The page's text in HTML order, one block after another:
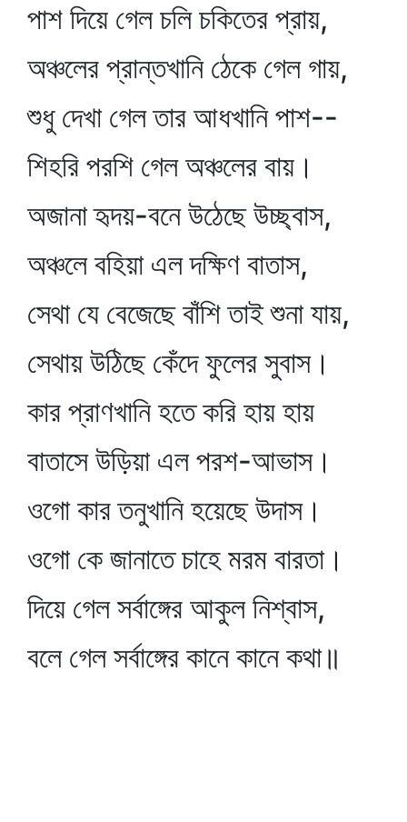
পাশ দিয়ে গেল চলি চকিতের প্রায়,
অঞ্চলের প্রান্তখানি ঠেকে গেল গায়,
শুধু দেখা গেল তার আধখানি পাশ--
শিহরি পরশি গেল অঞ্চলের বায়।
অজানা হৃদয়-বনে উঠেছে উচ্ছ্বাস,
অঞ্চলে বহিয়া এল দক্ষিণ বাতাস,
সেথা যে বেজেছে বাঁশি তাই শুনা যায়,
সেথায় উঠিছে কেঁদে ফুলের সুবাস।
কার প্রাণখানি হতে করি হায় হায়
বাতাসে উড়িয়া এল পরশ-আভাস।
ওগো কার তনুখানি হয়েছে উদাস।
ওগো কে জানাতে চাহে মরম বারতা।
দিয়ে গেল সর্বাঙ্গের আকুল নিশ্বাস,
বলে গেল সর্বাঙ্গের কানে কানে কথা॥